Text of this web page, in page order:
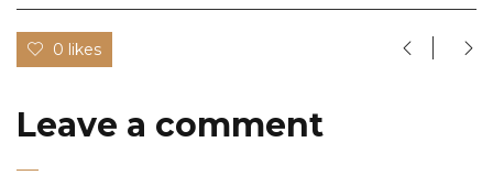
0 likes
Leave a comment